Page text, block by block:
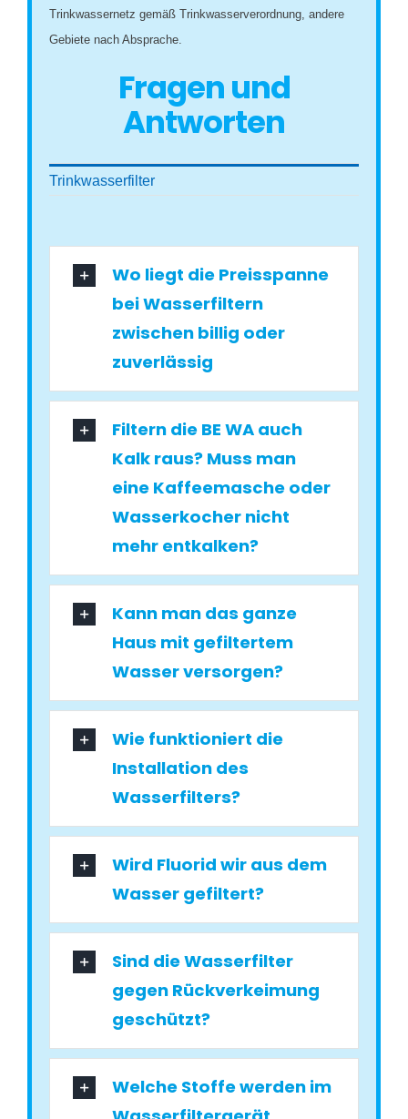
Trinkwassernetz gemäß Trinkwasserverordnung, andere
Gebiete nach Absprache.
Fragen und
Antworten
Trinkwasserfilter
Wo liegt die Preisspanne
bei Wasserfiltern
zwischen billig oder
zuverlässig
Filtern die BE WA auch
Kalk raus? Muss man
eine Kaffeemasche oder
Wasserkocher nicht
mehr entkalken?
Kann man das ganze
Haus mit gefiltertem
Wasser versorgen?
Wie funktioniert die
Installation des
Wasserfilters?
Wird Fluorid wir aus dem
Wasser gefiltert?
Sind die Wasserfilter
gegen Rückverkeimung
geschützt?
Welche Stoffe werden im